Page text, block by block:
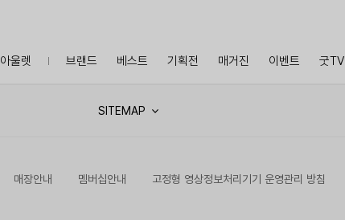
아울렛 브랜드 베스트 기획전 매거진 이벤트 굿TV
SITEMAP
매장안내 멤버십안내 고정형 영상정보처리기기 운영관리 방침